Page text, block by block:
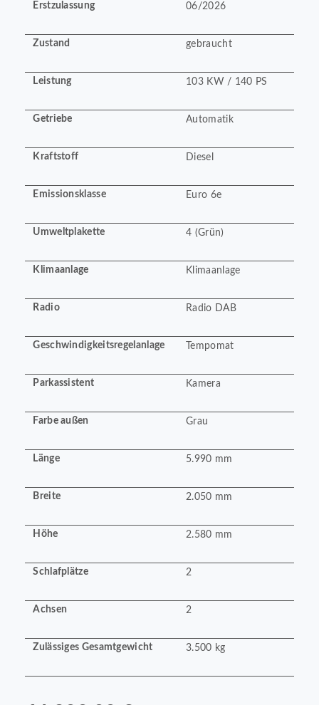
Erstzulassung 06/2026
Zustand gebraucht
Leistung 103 KW / 140 PS
Getriebe Automatik
Kraftstoff Diesel
Emissionsklasse Euro 6e
Umweltplakette 4 (Grün)
Klimaanlage Klimaanlage
Radio Radio DAB
Geschwindigkeitsregelanlage Tempomat
Parkassistent Kamera
Farbe außen Grau
Länge 5.990 mm
Breite 2.050 mm
Höhe 2.580 mm
Schlafplätze 2
Achsen 2
Zulässiges Gesamtgewicht 3.500 kg